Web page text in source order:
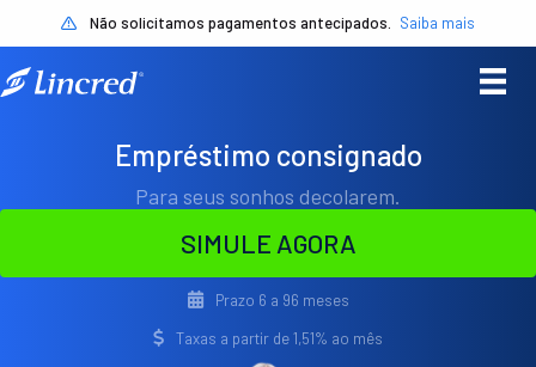
Não solicitamos pagamentos antecipados. Saiba mais
Empréstimo consignado
Para seus sonhos decolarem.
SIMULE AGORA
Prazo 6 a 96 meses
Taxas a partir de 1,51% ao mês